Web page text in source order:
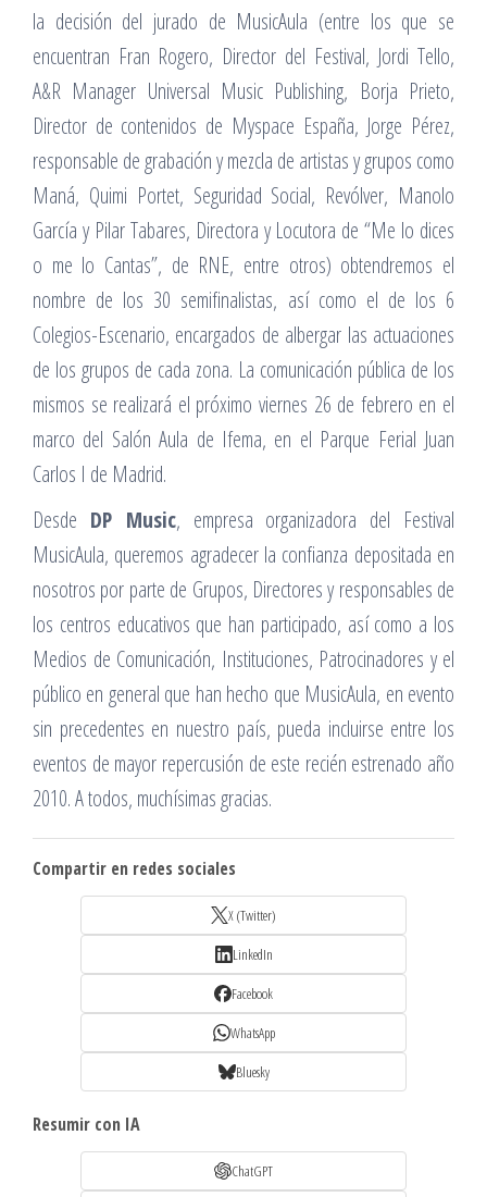
la decisión del jurado de MusicAula (entre los que se
encuentran Fran Rogero, Director del Festival, Jordi Tello,
A&R Manager Universal Music Publishing, Borja Prieto,
Director de contenidos de Myspace España, Jorge Pérez,
responsable de grabación y mezcla de artistas y grupos como
Maná, Quimi Portet, Seguridad Social, Revólver, Manolo
García y Pilar Tabares, Directora y Locutora de “Me lo dices
o me lo Cantas”, de RNE, entre otros) obtendremos el
nombre de los 30 semifinalistas, así como el de los 6
Colegios-Escenario, encargados de albergar las actuaciones
de los grupos de cada zona. La comunicación pública de los
mismos se realizará el próximo viernes 26 de febrero en el
marco del Salón Aula de Ifema, en el Parque Ferial Juan
Carlos I de Madrid.
Desde DP Music, empresa organizadora del Festival
MusicAula, queremos agradecer la confianza depositada en
nosotros por parte de Grupos, Directores y responsables de
los centros educativos que han participado, así como a los
Medios de Comunicación, Instituciones, Patrocinadores y el
público en general que han hecho que MusicAula, en evento
sin precedentes en nuestro país, pueda incluirse entre los
eventos de mayor repercusión de este recién estrenado año
2010. A todos, muchísimas gracias.
Compartir en redes sociales
X (Twitter)
LinkedIn
Facebook
WhatsApp
Bluesky
Resumir con IA
ChatGPT